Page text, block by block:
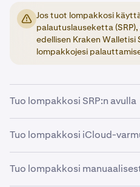
Jos tuot lompakkosi
palautuslauseketta
edellisen Kraken Walletisi
lompakkojesi
Tuo lompakkosi SRP:n avulla
1 Lataavirallinen Kraken
tai Google Play Storesta.
2 NapautaTuo lompakko
Tuo lompakkosi iCloud-
1 Lataavirallinen Kraken
Tuo lompakkosi